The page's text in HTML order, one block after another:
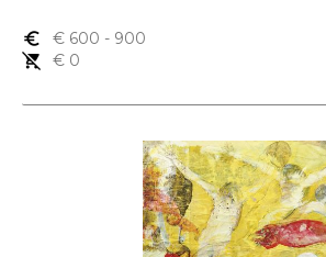
euro_symbol € 600 - 900
remove_shopping_cart
€ 0